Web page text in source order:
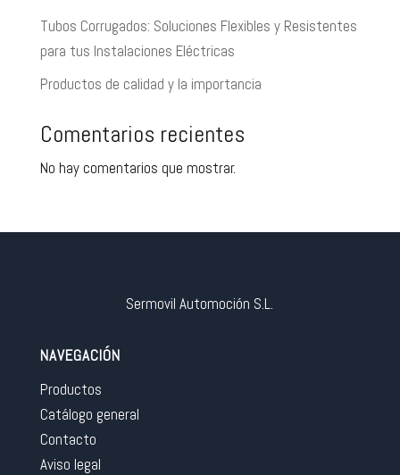
Tubos Corrugados: Soluciones Flexibles y Resistentes
para tus Instalaciones Eléctricas
Productos de calidad y la importancia
Comentarios recientes
No hay comentarios que mostrar.
Sermovil Automoción S.L.
NAVEGACIÓN
Productos
Catálogo general
Contacto
Aviso legal